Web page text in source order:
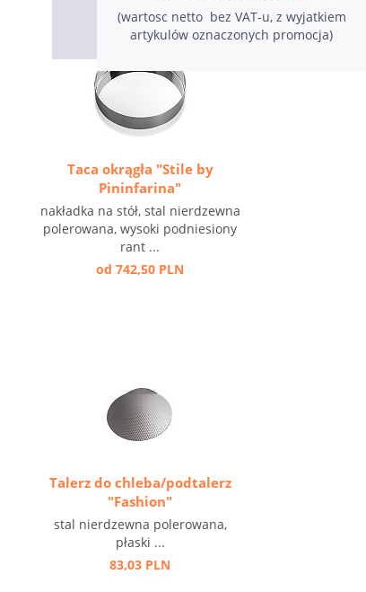
Taca okrągła "Stile by
Pininfarina"
nakładka na stół, stal nierdzewna
polerowana, wysoki podniesiony
rant ...
od 742,50 PLN
Talerz do chleba/podtalerz
"Fashion"
stal nierdzewna polerowana,
płaski ...
83,03 PLN
(wartosc netto  bez VAT-u, z wyjatkiem
artykulów oznaczonych promocja)